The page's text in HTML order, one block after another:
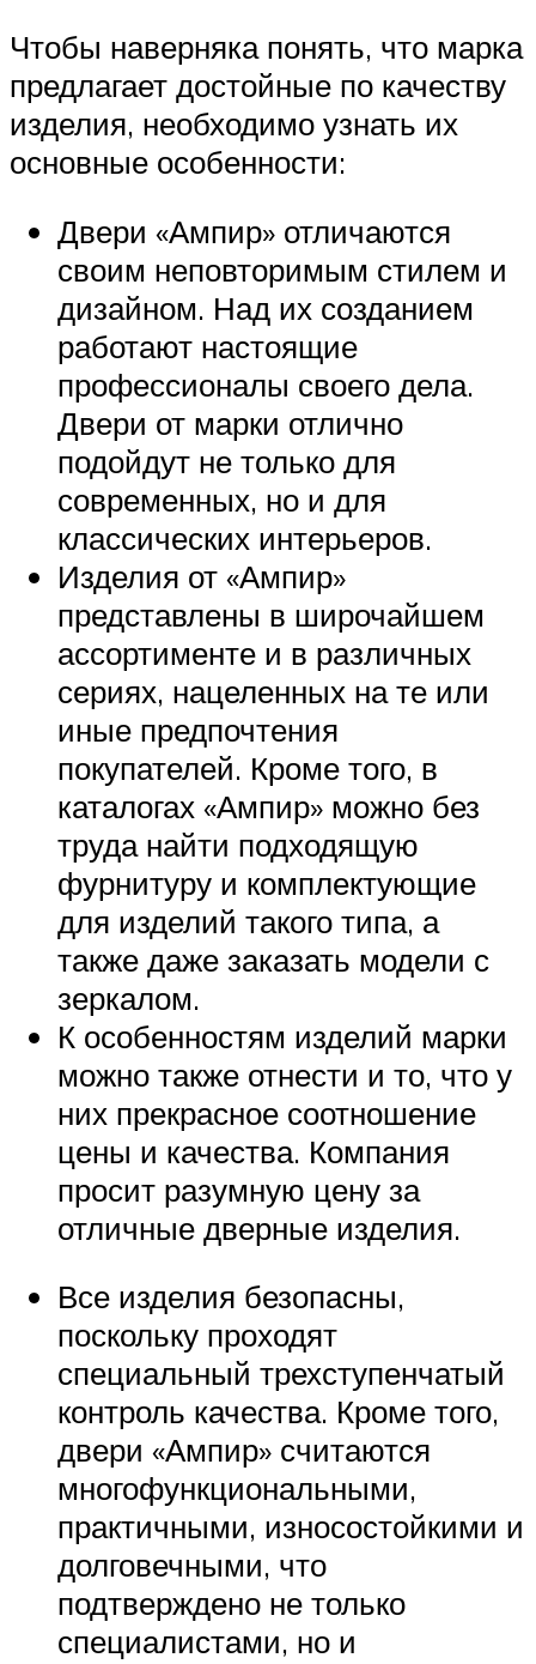
Чтобы наверняка понять, что марка
предлагает достойные по качеству
изделия, необходимо узнать их
основные особенности:
Двери «Ампир» отличаются
своим неповторимым стилем и
дизайном. Над их созданием
работают настоящие
профессионалы своего дела.
Двери от марки отлично
подойдут не только для
современных, но и для
классических интерьеров.
Изделия от «Ампир»
представлены в широчайшем
ассортименте и в различных
сериях, нацеленных на те или
иные предпочтения
покупателей. Кроме того, в
каталогах «Ампир» можно без
труда найти подходящую
фурнитуру и комплектующие
для изделий такого типа, а
также даже заказать модели с
зеркалом.
К особенностям изделий марки
можно также отнести и то, что у
них прекрасное соотношение
цены и качества. Компания
просит разумную цену за
отличные дверные изделия.
Все изделия безопасны,
поскольку проходят
специальный трехступенчатый
контроль качества. Кроме того,
двери «Ампир» считаются
многофункциональными,
практичными, износостойкими и
долговечными, что
подтверждено не только
специалистами, но и